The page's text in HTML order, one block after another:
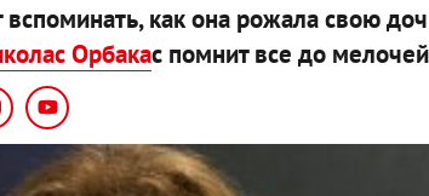
как она рожала свою
Орбакас помнит все до